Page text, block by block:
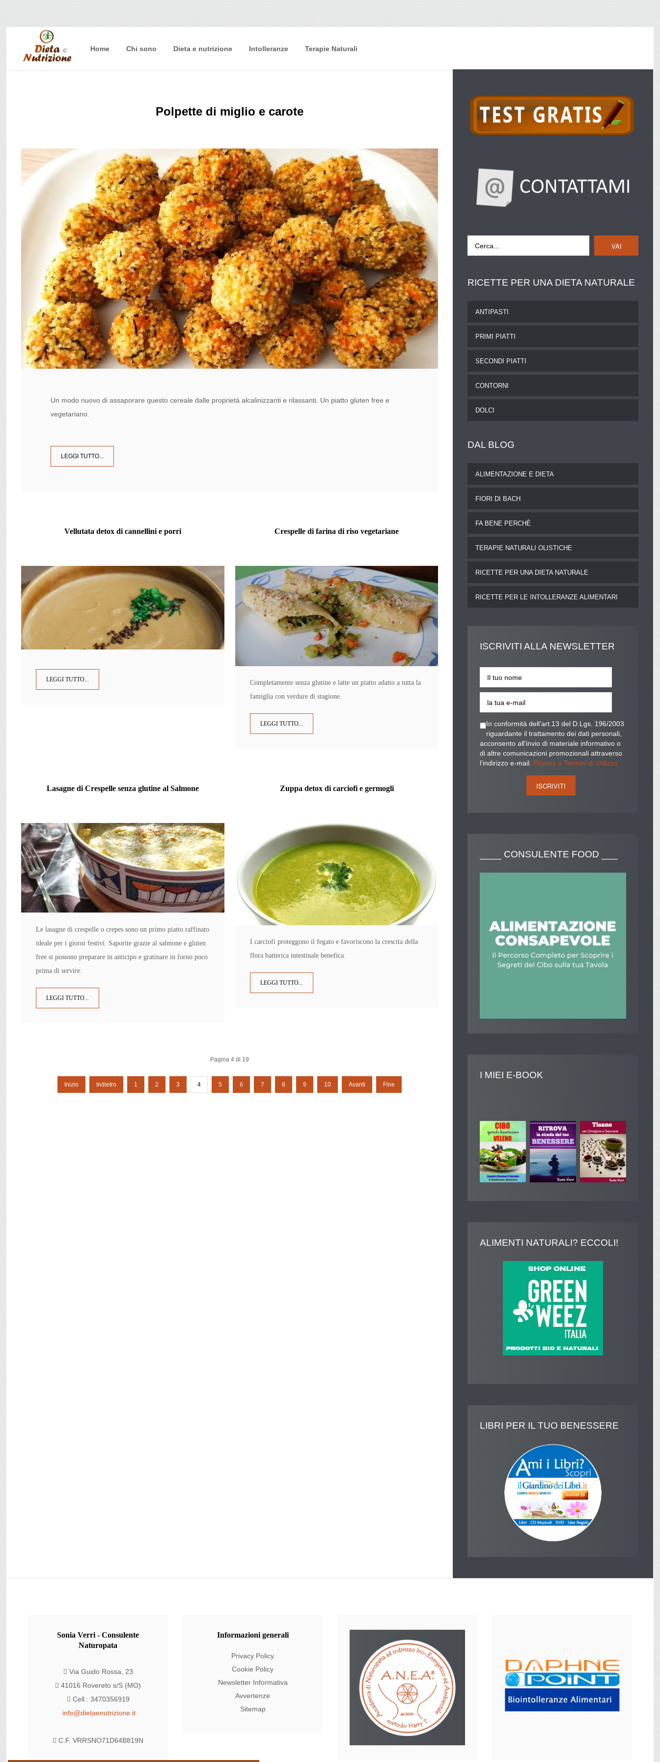
Home Chi sono Dieta e nutrizione Intolleranze Terapie Naturali
Polpette di miglio e carote
Un modo nuovo di assaporare questo cereale dalle proprietà alcalinizzanti e rilassanti. Un piatto gluten free e
vegetariano.
LEGGI TUTTO...
Vellutata detox di cannellini e porri
LEGGI TUTTO...
Crespelle di farina di riso vegetariane
Completamente senza glutine e latte un piatto adatto a tutta la
famiglia con verdure di stagione.
LEGGI TUTTO...
Lasagne di Crespelle senza glutine al Salmone
Le lasagne di crespelle o crepes sono un primo piattoraffinato
ideale per i giorni festivi. Saporite grazie al salmone e gluten
free si possonopreparare in anticipo e gratinare in forno poco
prima di servire.
LEGGI TUTTO...
Zuppa detox di carciofi e germogli
I carciofi proteggono il fegato e favoriscono la crescita della
flora batterica intestinale benefica.
LEGGI TUTTO...
Pagina 4 di 19
Inizio Indietro 1 2 3 4 5 6 7 8 9 10 Avanti Fine
VAI
RICETTE PER UNA DIETA NATURALE
ANTIPASTI
PRIMI PIATTI
SECONDI PIATTI
CONTORNI
DOLCI
DAL BLOG
ALIMENTAZIONE E DIETA
FIORI DI BACH
FA BENE PERCHÈ
TERAPIE NATURALI OLISTICHE
RICETTE PER UNA DIETA NATURALE
RICETTE PER LE INTOLLERANZE ALIMENTARI
ISCRIVITIALLA NEWSLETTER
In conformità dell’art.13 del D.Lgs. 196/2003
riguardante il trattamento dei dati personali,
acconsento all’invio di materiale informativo o
di altre comunicazioni promozionali attraverso
l’indirizzo e-mail. Privacy e Termini di Utilizzo
CONSULENTE FOOD ___
I MIEI E-BOOK
ALIMENTI NATURALI? ECCOLI!
LIBRI PER IL TUO BENESSERE
SoniaVerri - Consulente
Naturopata
Via Guido Rossa, 23
41016 Rovereto s/S (MO)
Cell.: 3470356919
info@dietaenutrizione.it
C.F. VRRSNO71D64B819N
Informazionigenerali
Privacy Policy
Cookie Policy
Newsletter Informativa
Avvertenze
Sitemap